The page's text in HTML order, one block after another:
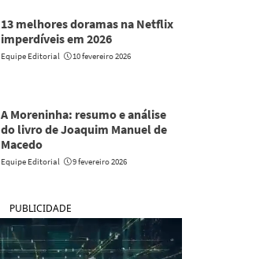
13 melhores doramas na Netflix
imperdíveis em 2026
Equipe Editorial 10 fevereiro 2026
A Moreninha: resumo e análise
do livro de Joaquim Manuel de
Macedo
Equipe Editorial 9 fevereiro 2026
PUBLICIDADE